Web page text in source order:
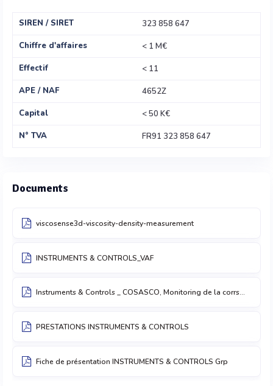
SIREN / SIRET
323 858 647
Chiffre d'affaires
< 1 M€
Effectif
< 11
APE / NAF
4652Z
Capital
< 50 K€
N° TVA
FR91 323 858 647
Documents
viscosense3d-viscosity-density-measurement
INSTRUMENTS & CONTROLS_VAF
Instruments & Controls _ COSASCO, Monitoring de la corrsion
PRESTATIONS INSTRUMENTS & CONTROLS
Fiche de présentation INSTRUMENTS & CONTROLS Grp